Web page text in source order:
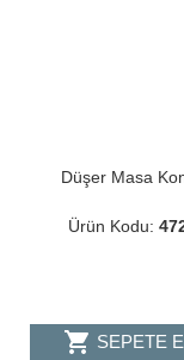
Düşer Masa
Ürün Kodu:
shopping_cart SEPETE